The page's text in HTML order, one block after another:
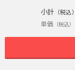
小計 （税込）
単価 （税込）